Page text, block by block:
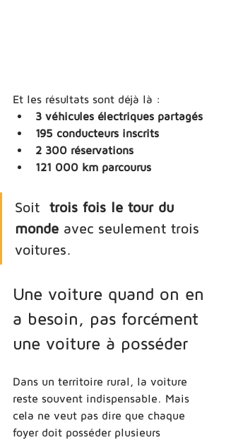
Et les résultats sont déjà là :
3 véhicules électriques partagés
195 conducteurs inscrits
2 300 réservations
121 000 km parcourus
Soit trois fois le tour du
monde avec seulement trois
voitures.
Une voiture quand on en
a besoin, pas forcément
une voiture à posséder
Dans un territoire rural, la voiture
reste souvent indispensable. Mais
cela ne veut pas dire que chaque
foyer doit posséder plusieurs